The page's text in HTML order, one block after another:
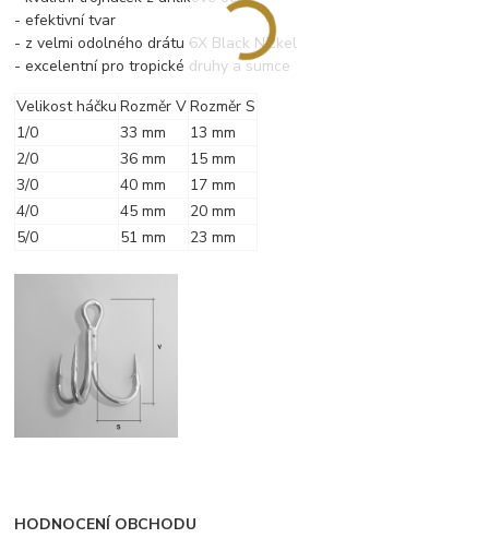
- efektivní tvar
- z velmi odolného drátu 6X Black Nickel
- excelentní pro tropické druhy a sumce
Velikost háčku Rozměr VRozměr S
1/0
33 mm
13 mm
2/0
36 mm
15 mm
3/0
40 mm
17 mm
4/0
45 mm
20 mm
5/0
51 mm 23 mm
HODNOCENÍ OBCHODU